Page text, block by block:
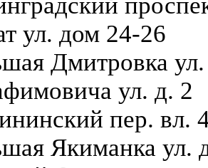
ул. дом 24-26
Дмитровка
ул. д. 2
пер. вл.
Якиманка ул.